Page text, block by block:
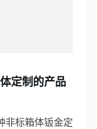
定制的产品
非标箱体钣金定